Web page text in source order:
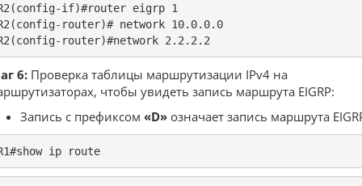
if)#router eigrp 1
router)# network 10.0.0.0
router)#network 2.2.2.2
6: Проверка таблицы маршрутизации IPv4 на
чтобы увидеть запись маршрута EIGRP:
Запись с префиксом «D» означает запись маршрута
ip route